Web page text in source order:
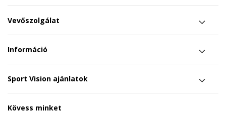
Vevőszolgálat
Információ
Sport Vision ajánlatok
Kövess minket